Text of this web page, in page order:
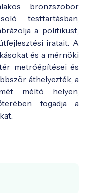
bronzszobor
testtartásban,
a politikust,
iratait. A
és a mérnöki
metróépítései és
áthelyezték, a
méltó helyen,
fogadja a